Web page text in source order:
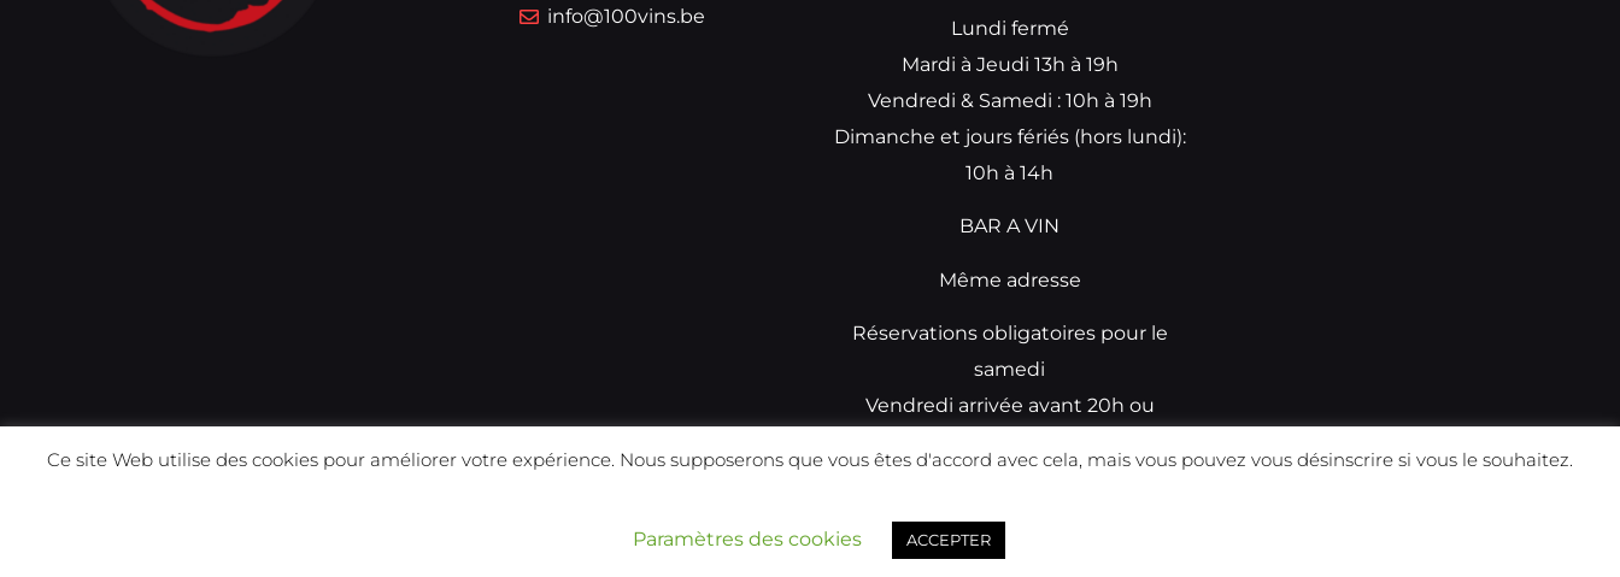
info@100vins.be
Lundi fermé
Mardi à Jeudi 13h à 19h
Vendredi & Samedi : 10h à 19h
Dimanche et jours fériés (hors lundi):
10h à 14h
BAR A VIN
Même adresse
Réservations obligatoires pour le
samedi
Vendredi arrivée avant 20h ou
Réalisé par Prismatech
Ce site Web utilise des cookies pour améliorer votre expérience. Nous supposerons que vous êtes d'accord avec cela, mais vous pouvez vous désinscrire si vous le souhaitez.
Paramètres des cookies ACCEPTER